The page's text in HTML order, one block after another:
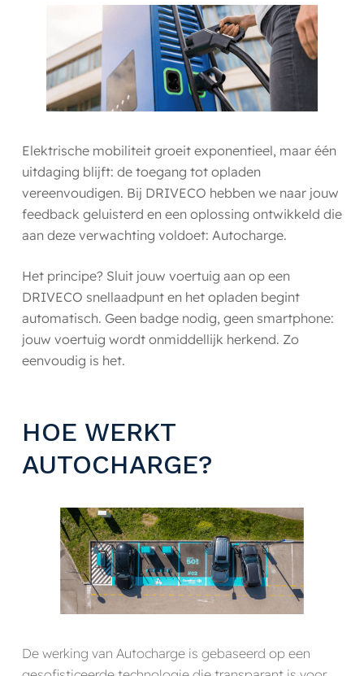
Elektrische mobiliteit groeit exponentieel, maar één
uitdaging blijft: de toegang tot opladen
vereenvoudigen. Bij DRIVECO hebben we naar jouw
feedback geluisterd en een oplossing ontwikkeld die
aan deze verwachting voldoet: Autocharge.
Het principe? Sluit jouw voertuig aan op een
DRIVECO snellaadpunt en het opladen begint
automatisch. Geen badge nodig, geen smartphone:
jouw voertuig wordt onmiddellijk herkend. Zo
eenvoudig is het.
HOE WERKT
AUTOCHARGE?
De werking van Autocharge is gebaseerd op een